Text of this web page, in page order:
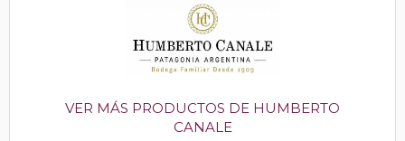
VER MÁS PRODUCTOS DE HUMBERTO
CANALE